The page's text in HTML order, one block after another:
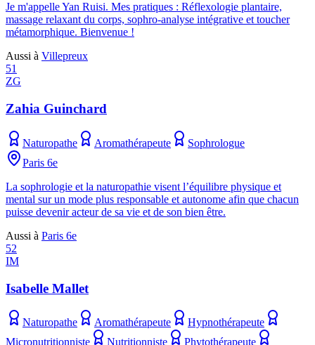
Je m'appelle Yan Ruisi. Mes pratiques : Réflexologie plantaire,
massage relaxant du corps, sophro-analyse intégrative et toucher
métamorphique. Bienvenue !
Aussi à Villepreux
51
ZG
Zahia Guinchard
Naturopathe Aromathérapeute
Sophrologue
Paris 6e
La sophrologie et la naturopathie visent l’équilibre physique et
mental sur un mode plus responsable et autonome afin que chacun
puisse devenir acteur de sa vie et de son bien être.
Aussi à Paris 6e
52
IM
Isabelle Mallet
Naturopathe Aromathérapeute
Hypnothérapeute
Micronutritionniste
Nutritionniste
Phytothérapeute